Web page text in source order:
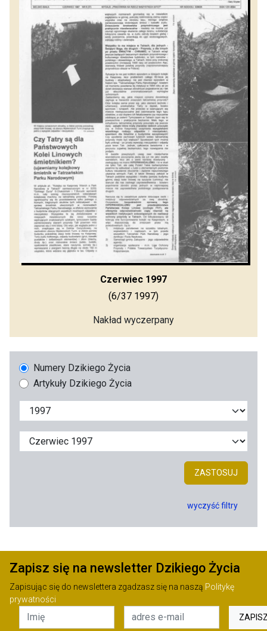
Czerwiec 1997
(6/37 1997)
Nakład wyczerpany
Numery Dzikiego Życia
Artykuły Dzikiego Życia
ZASTOSUJ
wyczyść filtry
Zapisz się na newsletter Dzikiego Życia
Zapisując się do newslettera zgadzasz się na naszą Politykę
prywatności